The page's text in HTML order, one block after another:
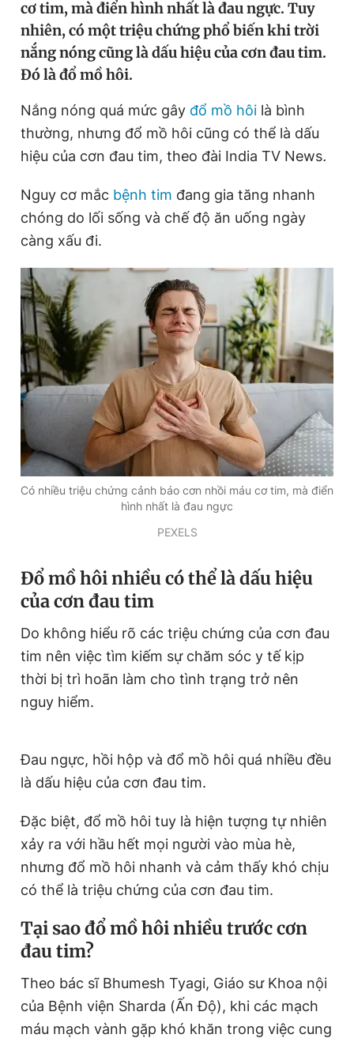
Video Magazine
Sản phẩm khác
Tiện ích Bạn cần biết
Thông tin tòa soạn Liên hệ quảng cáo
Đọc Thanh Niên trên điện thoại
Theo dõi báo trên
0906 645 777
Liên hệ quảng cáo
0908 780 404
Đặt báo Quảng cáo RSS Tòa soạn Chính sách bảo
Tổng biên tập: Nguyễn Ngọc Toàn
Phó tổng biên tập: Lâm Hiếu Dũng
Tổng thư ký tòa soạn: Đức Trung
Giấy phép xuất bản số 110/GP - BTTTT cấp ngày 24.3.2020
© 2003-2026 Bản quyền thuộc về Báo Thanh Niên. Cấm sao
bản. Phát triển bởi ePi Technologies, JSC.
cơ tim, mà điển hình nhất là đau ngực. Tuy
nhiên, có một triệu chứng phổ biến khi trời
nắng nóng cũng là dấu hiệu của cơn đau tim.
Đó là đổ mồ hôi.
Nắng nóng quá mức gây đổ mồ hôi là bình
thường, nhưng đổ mồ hôi cũng có thể là dấu
hiệu của cơn đau tim, theo đài India TV News.
Nguy cơ mắc bệnh tim đang gia tăng nhanh
chóng do lối sống và chế độ ăn uống ngày
càng xấu đi.
Có nhiều triệu chứng cảnh báo cơn nhồi máu cơ tim, mà điển
hình nhất là đau ngực
PEXELS
Đổ mồ hôi nhiều có thể là dấu hiệu
của cơn đau tim
Do không hiểu rõ các triệu chứng của cơn đau
tim nên việc tìm kiếm sự chăm sóc y tế kịp
thời bị trì hoãn làm cho tình trạng trở nên
nguy hiểm.
Đau ngực, hồi hộp và đổ mồ hôi quá nhiều đều
là dấu hiệu của cơn đau tim.
Đặc biệt, đổ mồ hôi tuy là hiện tượng tự nhiên
xảy ra với hầu hết mọi người vào mùa hè,
nhưng đổ mồ hôi nhanh và cảm thấy khó chịu
có thể là triệu chứng của cơn đau tim.
Tại sao đổ mồ hôi nhiều trước cơn
đau tim?
Theo bác sĩ Bhumesh Tyagi, Giáo sư Khoa nội
của Bệnh viện Sharda (Ấn Độ), khi các mạch
máu mạch vành gặp khó khăn trong việc cung